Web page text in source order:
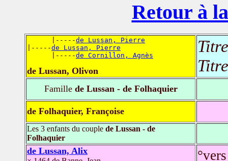
Retour à
      |-----
de Lussan, Pierre
|-----de Lussan, Pierre
      |-----
de Cornillon, Agnès
de Lussan, Olivon
Famillede Lussan - de Folhaquier
de Folhaquier, Françoise
Les 3 enfants du couple de Lussan - de
Folhaquier
de Lussan, Alix